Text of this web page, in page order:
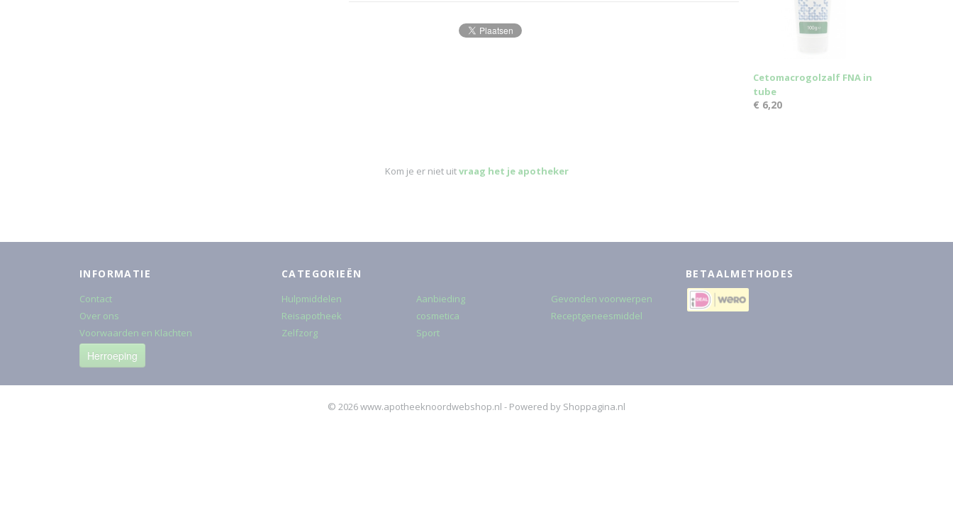
Cetomacrogolzalf FNA in
tube
€ 6,20
Kom je er niet uitvraag het je apotheker
INFORMATIE
Contact
Over ons
Voorwaarden en Klachten
Herroeping
CATEGORIEËN
Hulpmiddelen
Reisapotheek
Zelfzorg
Aanbieding
cosmetica
Sport
Gevonden voorwerpen
Receptgeneesmiddel
BETAALMETHODES
© 2026 www.apotheeknoordwebshop.nl - Powered by Shoppagina.nl